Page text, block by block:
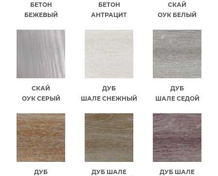
БЕТОН
БЕЖЕВЫЙ
БЕТОН
АНТРАЦИТ
СКАЙ
ОУК БЕЛЫЙ
СКАЙ
ОУК СЕРЫЙ
ДУБ
ШАЛЕ СНЕЖНЫЙ
ДУБ
ШАЛЕ СЕДОЙ
ДУБ
ДУБ ШАЛЕ
ДУБ ШАЛЕ